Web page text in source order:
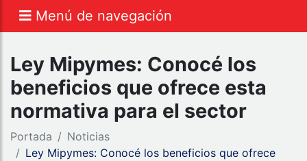
Menú de navegación
Ley Mipymes: Conocé los
beneficios que ofrece esta
normativa para el sector
Portada
Noticias
Ley Mipymes: Conocé los beneficios que ofrece